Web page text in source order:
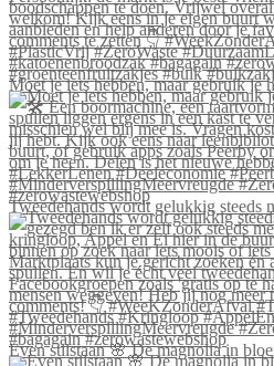
Moet je iets hebben, maar gebruik je
Tweedehands wordt gelukkig steeds
Even stilstaan 🌸 De magnolia in